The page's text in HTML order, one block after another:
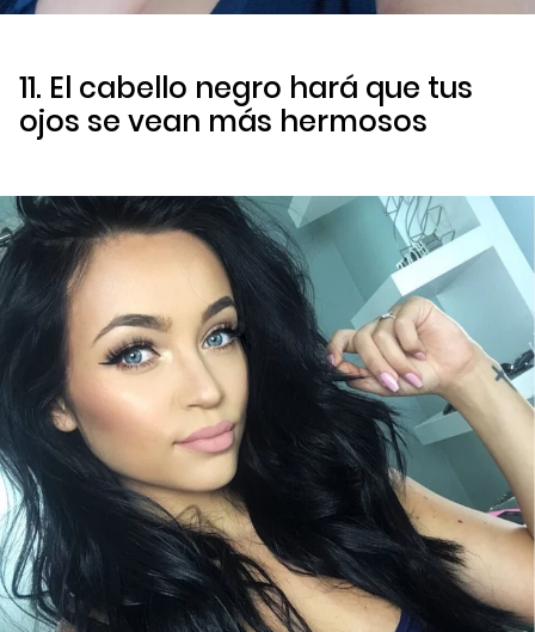
11. El cabello negro hará que tus
ojos se vean más hermosos